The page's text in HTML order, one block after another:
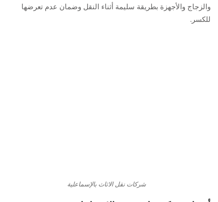
والزجاج والأجهزة بطريقة سليمة أثناء النقل وضمان عدم تعرضها
للكسر.
شركات نقل الاثاث بالإسماعلية